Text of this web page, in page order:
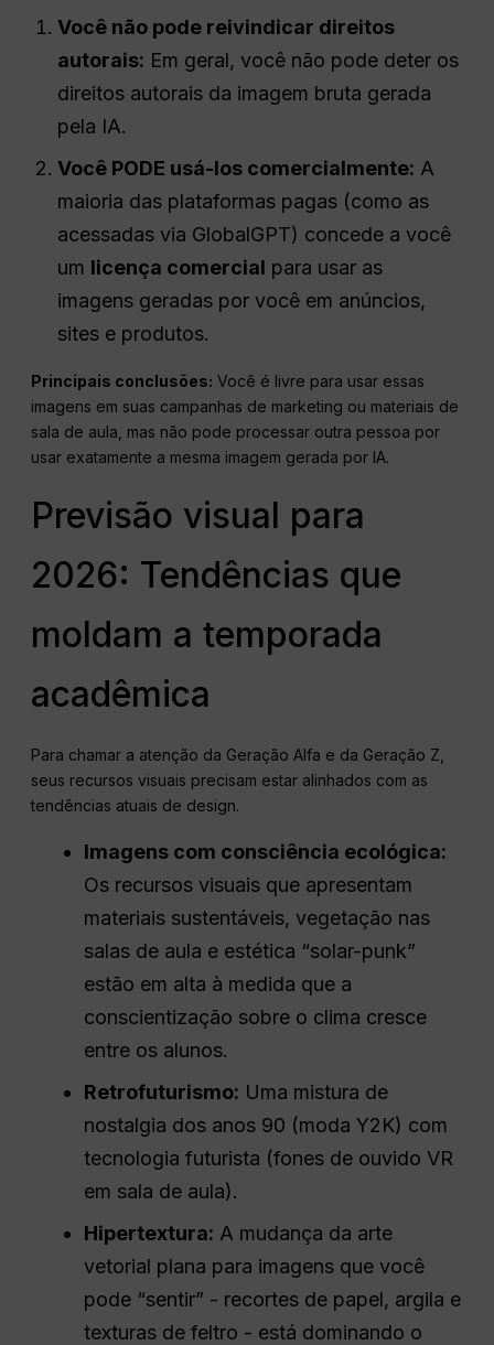
Você não pode reivindicar direitos
autorais: Em geral, você não pode deter os
direitos autorais da imagem bruta gerada
pela IA.
Você PODE usá-los comercialmente: A
maioria das plataformas pagas (como as
acessadas via GlobalGPT) concede a você
um licença comercial para usar as
imagens geradas por você em anúncios,
sites e produtos.
Principais conclusões: Você é livre para usar essas
imagens em suas campanhas de marketing ou materiais de
sala de aula, mas não pode processar outra pessoa por
usar exatamente a mesma imagem gerada por IA.
Previsão visual para
2026: Tendências que
moldam a temporada
acadêmica
Para chamar a atenção da Geração Alfa e da Geração Z,
seus recursos visuais precisam estar alinhados com as
tendências atuais de design.
Imagens com consciência ecológica:
Os recursos visuais que apresentam
materiais sustentáveis, vegetação nas
salas de aula e estética “solar-punk”
estão em alta à medida que a
conscientização sobre o clima cresce
entre os alunos.
Retrofuturismo: Uma mistura de
nostalgia dos anos 90 (moda Y2K) com
tecnologia futurista (fones de ouvido VR
em sala de aula).
Hipertextura: A mudança da arte
vetorial plana para imagens que você
pode “sentir” - recortes de papel, argila e
texturas de feltro - está dominando o